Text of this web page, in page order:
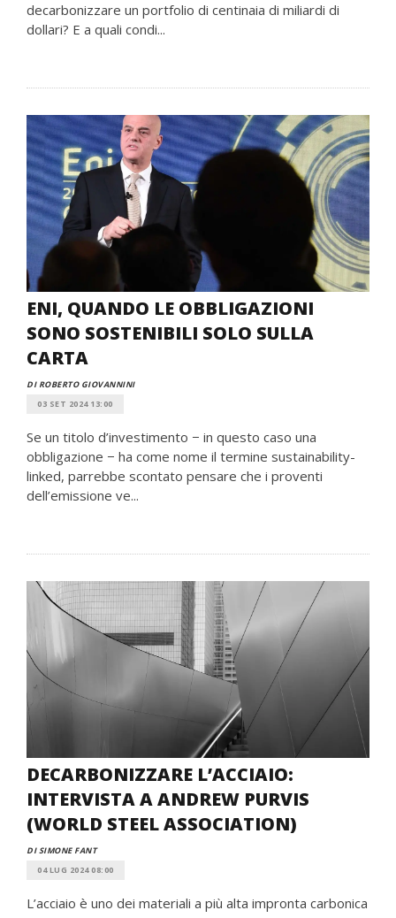
decarbonizzare un portfolio di centinaia di miliardi di
dollari? E a quali condi...
ENI, QUANDO LE OBBLIGAZIONI
SONO SOSTENIBILI SOLO SULLA
CARTA
DI ROBERTO GIOVANNINI
03 SET 2024 13:00
Se un titolo d’investimento − in questo caso una
obbligazione − ha come nome il termine sustainability-
linked, parrebbe scontato pensare che i proventi
dell’emissione ve...
DECARBONIZZARE L’ACCIAIO:
INTERVISTA A ANDREW PURVIS
(WORLD STEEL ASSOCIATION)
DI SIMONE FANT
04 LUG 2024 08:00
L’acciaio è uno dei materiali a più alta impronta carbonica